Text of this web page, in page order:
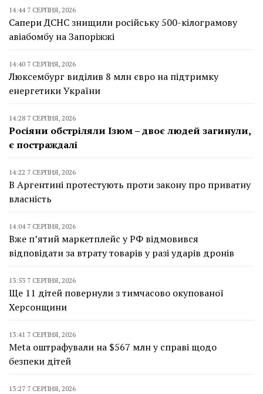
14:44 7 СЕРПНЯ, 2026
Сапери ДСНС знищили російську 500-кілограмову
авіабомбу на Запоріжжі
14:40 7 СЕРПНЯ, 2026
Люксембург виділив 8 млн євро на підтримку
енергетики України
14:28 7 СЕРПНЯ, 2026
Росіяни обстріляли Ізюм – двоє людей загинули,
є постраждалі
14:22 7 СЕРПНЯ, 2026
В Аргентині протестують проти закону про приватну
власність
14:04 7 СЕРПНЯ, 2026
Вже п’ятий маркетплейс у РФ відмовився
відповідати за втрату товарів у разі ударів дронів
13:53 7 СЕРПНЯ, 2026
Ще 11 дітей повернули з тимчасово окупованої
Херсонщини
13:41 7 СЕРПНЯ, 2026
Meta оштрафували на $567 млн у справі щодо
безпеки дітей
13:27 7 СЕРПНЯ, 2026